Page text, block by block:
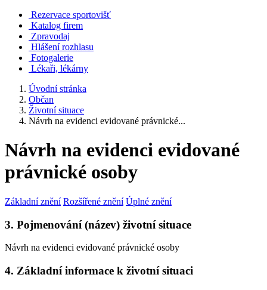
Rezervace sportovišť
Katalog firem
Zpravodaj
Hlášení rozhlasu
Fotogalerie
Lékaři, lékárny
Úvodní stránka
Občan
Životní situace
Návrh na evidenci evidované právnické...
Návrh na evidenci evidované
právnické osoby
Základní znění Rozšířené znění Úplné znění
3. Pojmenování (název) životní situace
Návrh na evidenci evidované právnické osoby
4. Základní informace k životní situaci